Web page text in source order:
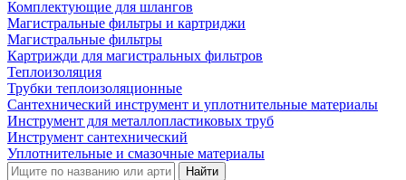
Комплектующие для шлангов
Магистральные фильтры и картриджи
Магистральные фильтры
Картрижди для магистральных фильтров
Теплоизоляция
Трубки теплоизоляционные
Сантехнический инструмент и уплотнительные материалы
Инструмент для металлопластиковых труб
Инструмент сантехнический
Уплотнительные и смазочные материалы
Найти